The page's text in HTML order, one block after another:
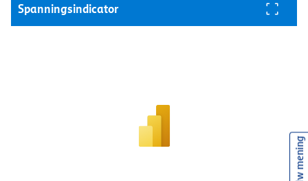
Spanningsindicator
Uw mening